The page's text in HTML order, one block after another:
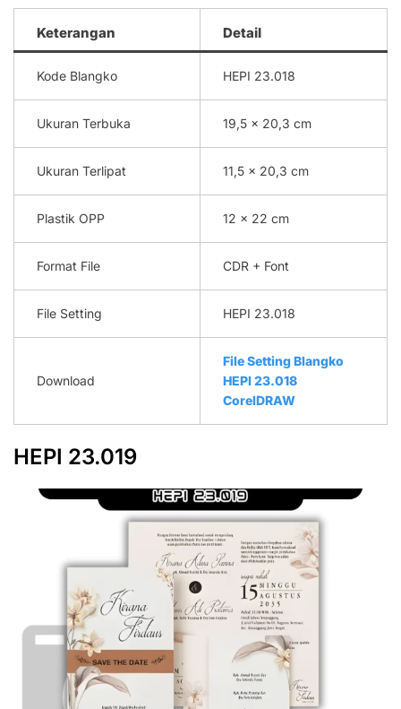
Keterangan Detail
Kode Blangko HEPI 23.018
Ukuran Terbuka 19,5 x 20,3 cm
Ukuran Terlipat 11,5 x 20,3 cm
Plastik OPP 12 x 22 cm
Format File CDR + Font
File Setting HEPI 23.018
Download
File Setting Blangko
HEPI 23.018
CorelDRAW
HEPI 23.019